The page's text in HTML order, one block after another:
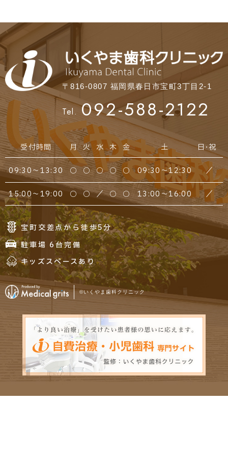
〒816-0807 福岡県春日市宝町3丁目2-1
Tel. 092-588-2122
受付時間 月 火 水 木 金 土 日・祝
09:30～13:30 ○ ○ ○ ○ ○ 09:30～12:30 ／
15:00～19:00 ○ ○ ／ ○ ○ 13:00～16:00 ／
宝町交差点から徒歩5分
駐車場 6台完備
キッズスペースあり
©いくやま歯科クリニック